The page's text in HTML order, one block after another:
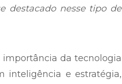
destacado nesse tipo de
importância da tecnologia
inteligência e estratégia,